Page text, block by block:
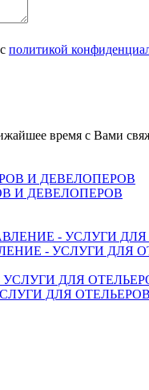
политикой
время с Вами
И ДЕВЕЛОПЕРОВ
- УСЛУГИ ДЛЯ
ДЛЯ